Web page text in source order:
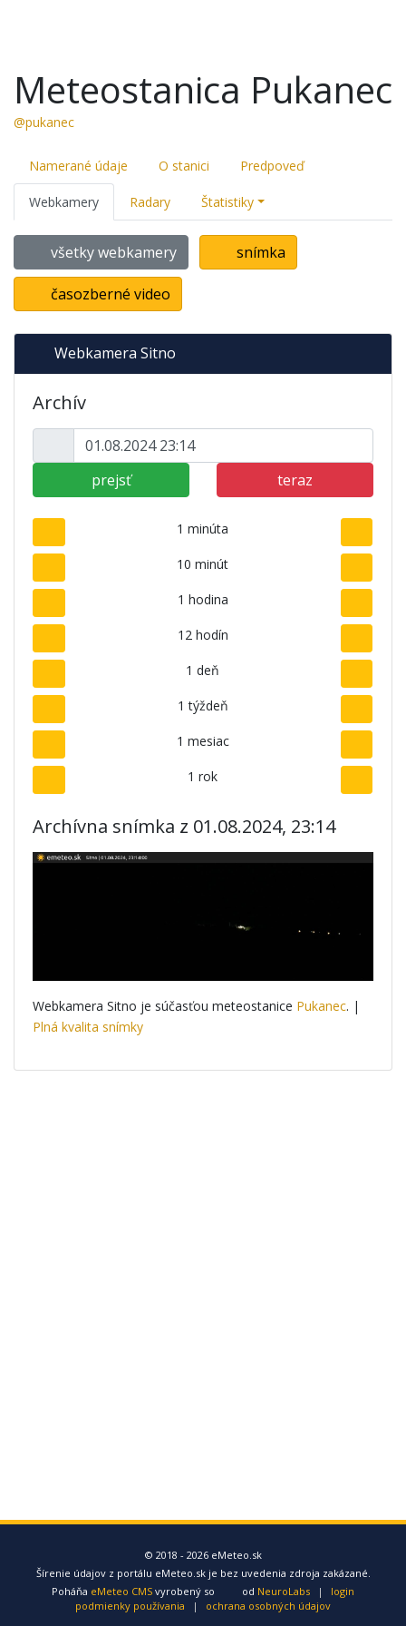
Meteostanica Pukanec
@pukanec
Namerané údaje O stanici Predpoveď
Webkamery Radary Štatistiky
všetky webkamery snímka
časozberné video
Webkamera Sitno
Archív
prejsť teraz
1 minúta
10 minút
1 hodina
12 hodín
1 deň
1 týždeň
1 mesiac
1 rok
Archívna snímka z 01.08.2024, 23:14
Webkamera Sitno je súčasťou meteostanice Pukanec. |
Plná kvalita snímky
© 2018 - 2026 eMeteo.sk
Šírenie údajov z portálu eMeteo.sk je bez uvedenia zdroja zakázané.
Poháňa eMeteo CMS vyrobený so od NeuroLabs |
login
podmienky používania
| ochrana osobných údajov